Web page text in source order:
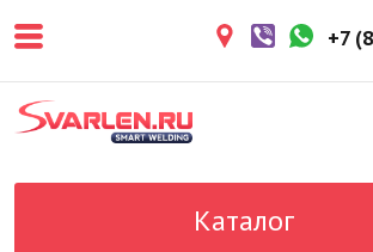
более 3 рабочих дней.
поставки в магазин: 1-2
дня.
Данный товар отсутствует на
уточните у менеджера.
+7
Каталог